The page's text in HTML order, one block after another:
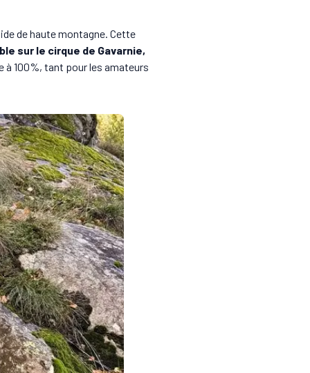
de haute montagne. Cette
sur le cirque de Gavarnie,
à 100%, tant pour les amateurs